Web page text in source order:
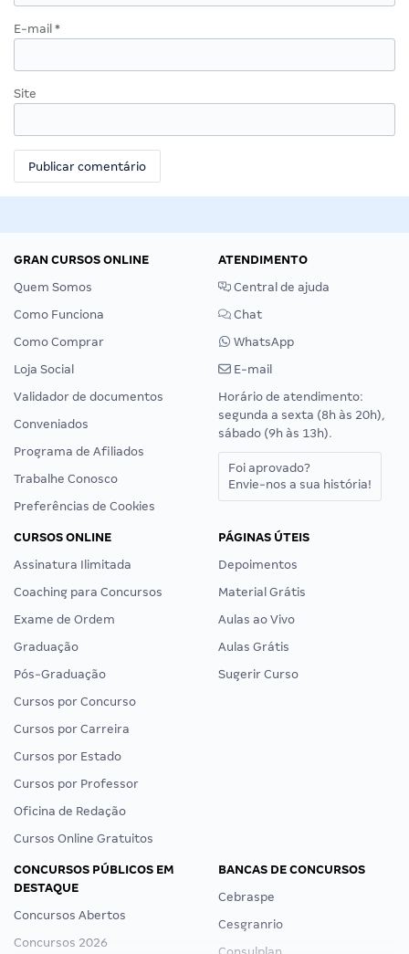
E-mail *
Site
GRAN CURSOS ONLINE
Quem Somos
Como Funciona
Como Comprar
Loja Social
Validador de documentos
Conveniados
Programa de Afiliados
Trabalhe Conosco
Preferências de Cookies
ATENDIMENTO
Central de ajuda
Chat
WhatsApp
E-mail
Horário de atendimento:
segunda a sexta (8h às 20h),
sábado (9h às 13h).
Foi aprovado?
Envie-nos a sua história!
CURSOS ONLINE
Assinatura Ilimitada
Coaching para Concursos
Exame de Ordem
Graduação
Pós-Graduação
Cursos por Concurso
Cursos por Carreira
Cursos por Estado
Cursos por Professor
Oficina de Redação
Cursos Online Gratuitos
PÁGINAS ÚTEIS
Depoimentos
Material Grátis
Aulas ao Vivo
Aulas Grátis
Sugerir Curso
CONCURSOS PÚBLICOS EM
DESTAQUE
Concursos Abertos
Concursos 2026
BANCAS DE CONCURSOS
Cebraspe
Cesgranrio